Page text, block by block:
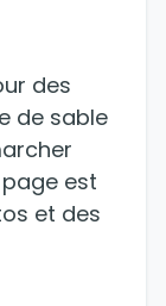
des
de sable
est
et des